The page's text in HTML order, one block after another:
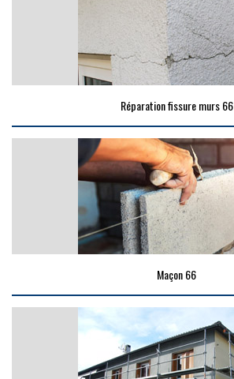
Réparation fissure murs 66
Maçon 66